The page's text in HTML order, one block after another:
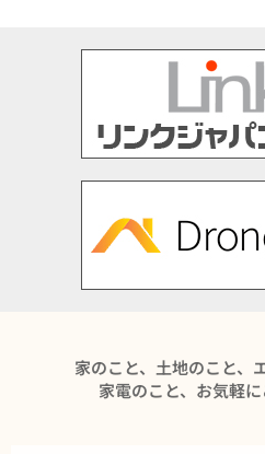
家のこと、土地のこと、
家電のこと、お気軽